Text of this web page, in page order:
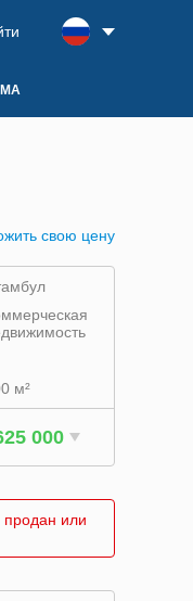
свою цену
м²
000
или